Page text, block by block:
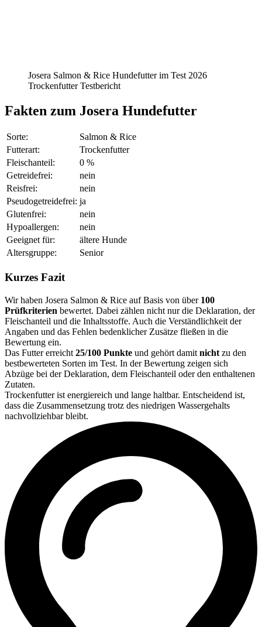
Josera Salmon & Rice Hundefutter im Test 2026
Trockenfutter Testbericht
Fakten zum Josera Hundefutter
Sorte:
Salmon & Rice
Futterart:
Trockenfutter
Fleischanteil:
0 %
Getreidefrei:
nein
Reisfrei:
nein
Pseudogetreidefrei: ja
Glutenfrei:
nein
Hypoallergen:
nein
Geeignet für:
ältere Hunde
Altersgruppe:
Senior
Kurzes Fazit
Wir haben Josera Salmon & Rice auf Basis von über 100
Prüfkriterien bewertet. Dabei zählen nicht nur die Deklaration, der
Fleischanteil und die Inhaltsstoffe. Auch die Verständlichkeit der
Angaben und das Fehlen bedenklicher Zusätze fließen in die
Bewertung ein.
Das Futter erreicht 25/100 Punkte und gehört damit nicht zu den
bestbewerteten Sorten im Test. In der Bewertung zeigen sich
Abzüge bei der Deklaration, dem Fleischanteil oder den enthaltenen
Zutaten.
Trockenfutter ist energiereich und lange haltbar. Entscheidend ist,
dass die Zusammensetzung trotz des niedrigen Wassergehalts
nachvollziehbar bleibt.